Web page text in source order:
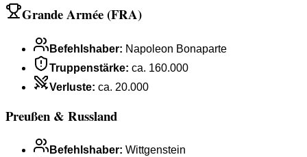
Grande Armée (FRA)
Befehlshaber: Napoleon Bonaparte
Truppenstärke: ca. 160.000
Verluste: ca. 20.000
Preußen & Russland
Befehlshaber: Wittgenstein